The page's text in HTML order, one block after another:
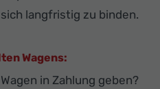
langfristig zu binden.
Wagens:
in Zahlung geben?